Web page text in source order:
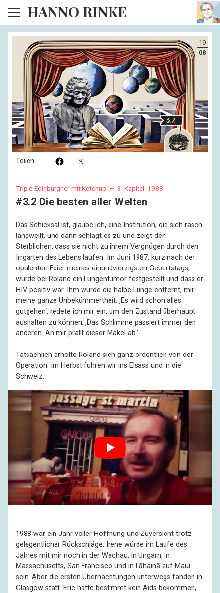
HANNO RINKE
Heim
EISINSEL
Sonntagspredigten
Blog
Lesesaal
Hörsaal
Kinosaal
Teilen:
19
08
Triple-Edinburgher mit Ketchup — 3. Kapitel: 1988
#3.2 Die besten aller Welten
Das Schicksal ist, glaube ich, eine Institution, die sich rasch
langweilt, und dann schlägt es zu und zeigt den
Sterblichen, dass sie nicht zu ihrem Vergnügen durch den
Irrgarten des Lebens laufen. Im Juni 1987, kurz nach der
opulenten Feier meines einundvierzigsten Geburtstags,
wurde bei Roland ein Lungentumor festgestellt und dass er
HIV-positiv war. Ihm wurde die halbe Lunge entfernt, mir
meine ganze Unbekümmertheit. ‚Es wird schon alles
gutgehen‘, redete ich mir ein, um den Zustand überhaupt
aushalten zu können. ‚Das Schlimme passiert immer den
anderen. An mir prallt dieser Makel ab.‘
Tatsächlich erholte Roland sich ganz ordentlich von der
Operation. Im Herbst fuhren wir ins Elsass und in die
Schweiz.
1988 war ein Jahr voller Hoffnung und Zuversicht trotz
gelegentlicher Rückschläge. Irene würde im Laufe des
Jahres mit mir noch in der Wachau, in Ungarn, in
Massachusetts, San Francisco und in Lāhainā auf Maui
sein. Aber die ersten Übernachtungen unterwegs fanden in
Glasgow statt. Eric hatte bestimmt kein Aids bekommen,